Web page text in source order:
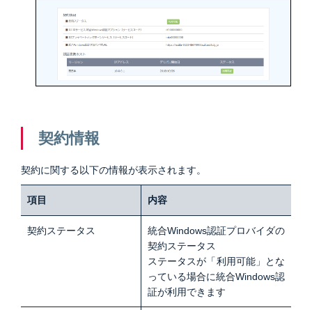
契約情報
契約に関する以下の情報が表示されます。
項目 内容
契約ステータス
統合Windows認証プロバイダの
契約ステータス
ステータスが「利用可能」とな
っている場合に統合Windows認
証が利用できます